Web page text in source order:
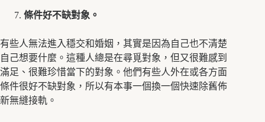
條件好不缺對象。
有些人無法進入穩交和婚姻，其實是因為自己也不清楚
自己想要什麼。這種人總是在尋覓對象，但又很難感到
滿足、很難珍惜當下的對象。他們有些人外在或各方面
條件很好不缺對象，所以有本事一個換一個快速除舊佈
新無縫接軌。